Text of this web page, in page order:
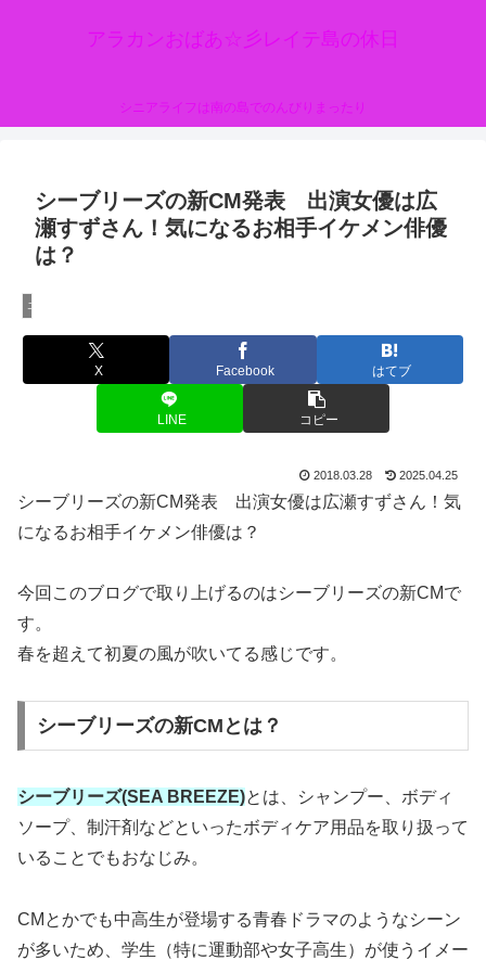
アラカンおばあ☆彡レイテ島の休日
シニアライフは南の島でのんびりまったり
シーブリーズの新CM発表 出演女優は広
瀬すずさん！気になるお相手イケメン俳優
は？
エンタメ
X Facebook はてブ
LINE コピー
2018.03.28 2025.04.25
シーブリーズの新CM発表 出演女優は広瀬すずさん！気
になるお相手イケメン俳優は？
今回このブログで取り上げるのはシーブリーズの新CMで
す。
春を超えて初夏の風が吹いてる感じです。
シーブリーズの新CMとは？
シーブリーズ(SEA BREEZE)とは、シャンプー、ボディ
ソープ、制汗剤などといったボディケア用品を取り扱って
いることでもおなじみ。
CMとかでも中高生が登場する青春ドラマのようなシーン
が多いため、学生（特に運動部や女子高生）が使うイメー